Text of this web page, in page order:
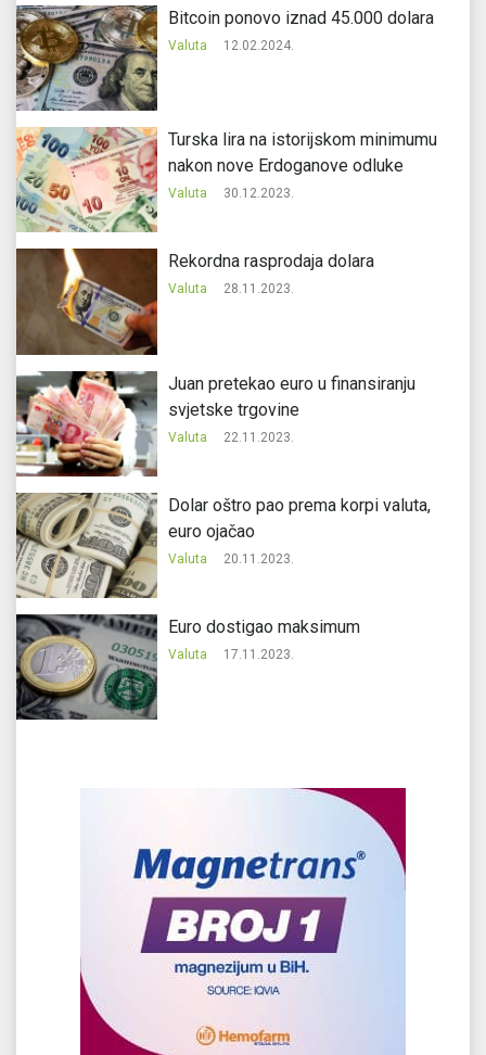
Bitcoin ponovo iznad 45.000 dolara
Valuta 12.02.2024.
Turska lira na istorijskom minimumu
nakon nove Erdoganove odluke
Valuta 30.12.2023.
Rekordna rasprodaja dolara
Valuta 28.11.2023.
Juan pretekao euro u finansiranju
svjetske trgovine
Valuta 22.11.2023.
Dolar oštro pao prema korpi valuta,
euro ojačao
Valuta 20.11.2023.
Еuro dostigao maksimum
Valuta 17.11.2023.